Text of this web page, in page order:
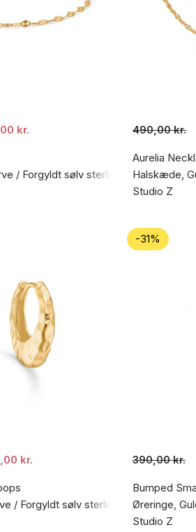
kr.
/ Forgyldt sølv sterling 925
490,00 kr.
Aurelia
Halskæde,
Studio Z
kr.
/ Forgyldt sølv sterling 925
-31%
390,00 kr.
Bumped
Øreringe,
Studio Z